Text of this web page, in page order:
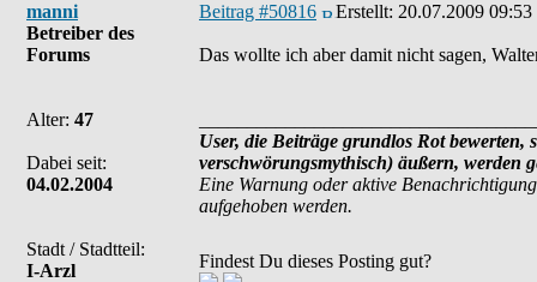
manni
Betreiber des
Forums
Alter: 47
Dabei seit:
04.02.2004
Stadt / Stadtteil:
I-Arzl
Beitrag #50816 Erstellt: 20.07.2009 09:53
Das wollte ich aber damit nicht sagen,
User, die Beiträge grundlos Rot
verschwörungsmythisch) äußern, werden
Eine Warnung oder aktive
aufgehoben werden.
Findest Du dieses Posting gut?